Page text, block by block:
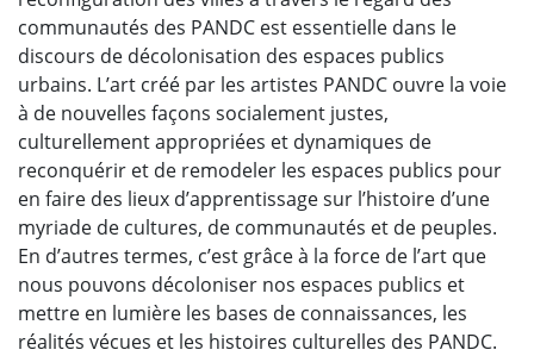
communautés des PANDC est essentielle dans le
discours de décolonisation des espaces publics
urbains. L’art créé par les artistes PANDC ouvre la voie
à de nouvelles façons socialement justes,
culturellement appropriées et dynamiques de
reconquérir et de remodeler les espaces publics pour
en faire des lieux d’apprentissage sur l’histoire d’une
myriade de cultures, de communautés et de peuples.
En d’autres termes, c’est grâce à la force de l’art que
nous pouvons décoloniser nos espaces publics et
mettre en lumière les bases de connaissances, les
réalités vécues et les histoires culturelles des PANDC.